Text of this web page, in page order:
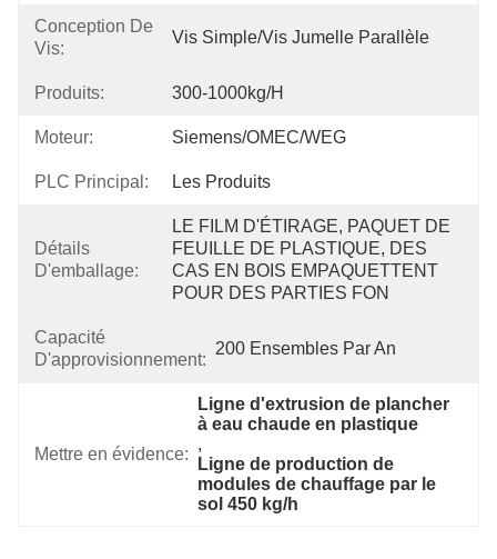
Conception De
Vis:
Vis Simple/vis Jumelle Parallèle
Produits: 300-1000kg/h
Moteur: Siemens/OMEC/WEG
PLC Principal: Les Produits
Détails
D'emballage:
LE FILM D'ÉTIRAGE, PAQUET DE
FEUILLE DE PLASTIQUE, DES
CAS EN BOIS EMPAQUETTENT
POUR DES PARTIES FON
Capacité
D'approvisionnement:
200 Ensembles Par An
Mettre en évidence:
Ligne d'extrusion de plancher
à eau chaude en plastique
,
Ligne de production de
modules de chauffage par le
sol 450 kg/h